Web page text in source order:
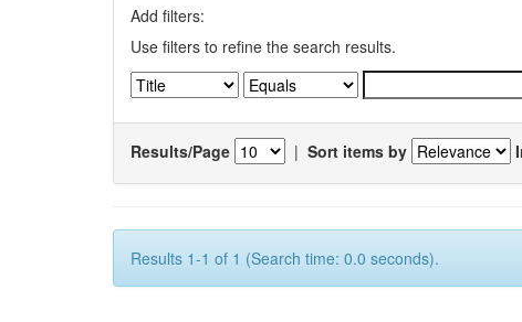
Add filters:
Use filters to refine the search results.
Results/Page | Sort items by
Results 1-1 of 1 (Search time: 0.0 seconds).